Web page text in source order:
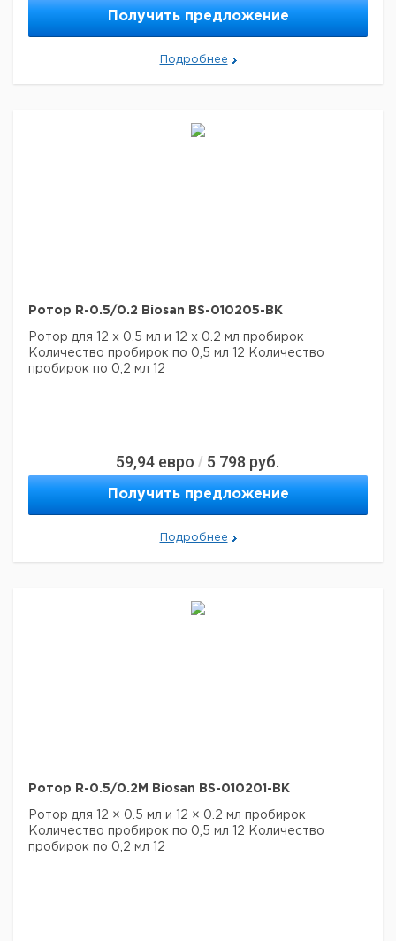
Получить предложение
Подробнее
Ротор R-0.5/0.2 Biosan BS-010205-BK
Ротор для 12 х 0.5 мл и 12 х 0.2 мл пробирок
Количество пробирок по 0,5 мл 12 Количество
пробирок по 0,2 мл 12
59,94 евро / 5 798 руб.
Получить предложение
Подробнее
Ротор R-0.5/0.2M Biosan BS-010201-BK
Ротор для 12 × 0.5 мл и 12 × 0.2 мл пробирок
Количество пробирок по 0,5 мл 12 Количество
пробирок по 0,2 мл 12